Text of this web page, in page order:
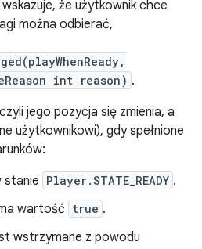
że użytkownik chce
można odbierać,
int reason) .
jego pozycja się zmienia, a
użytkownikowi), gdy spełnione
stanie Player.STATE_READY .
wartość true .
wstrzymane z powodu